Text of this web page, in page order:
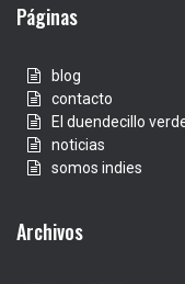
Páginas
blog
contacto
El duendecillo
noticias
somos indies
Archivos